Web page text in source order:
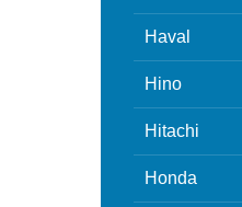
Haval
Hino
Hitachi
Honda